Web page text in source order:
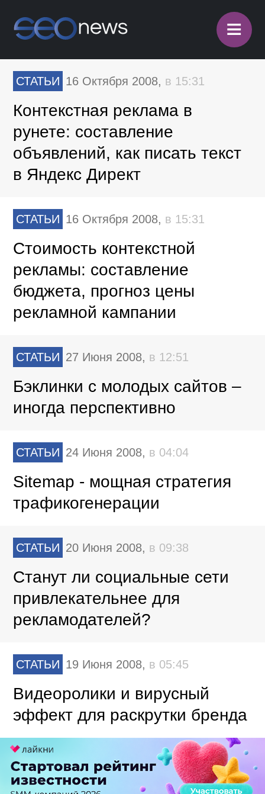
≡
СТАТЬИ 16 Октября 2008, в 15:31
Контекстная реклама в
рунете: составление
объявлений, как писать текст
в Яндекс Директ
СТАТЬИ 16 Октября 2008, в 15:31
Стоимость контекстной
рекламы: составление
бюджета, прогноз цены
рекламной кампании
СТАТЬИ 27 Июня 2008, в 12:51
Бэклинки с молодых сайтов –
иногда перспективно
СТАТЬИ 24 Июня 2008, в 04:04
Sitemap - мощная стратегия
трафикогенерации
СТАТЬИ 20 Июня 2008, в 09:38
Станут ли социальные сети
привлекательнее для
рекламодателей?
СТАТЬИ 19 Июня 2008, в 05:45
Видеоролики и вирусный
эффект для раскрутки бренда